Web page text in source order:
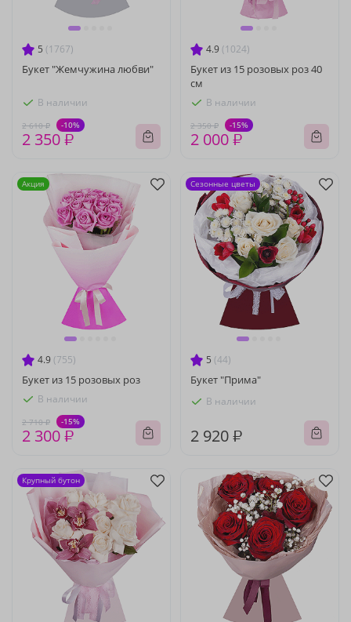
5 (1767)
Букет "Жемчужина любви"
В наличии
2 610 ₽ -10%
2 350 ₽
4.9 (1024)
Букет из 15 розовых роз 40
см
В наличии
2 350 ₽ -15%
2 000 ₽
4.9 (755)
Букет из 15 розовых роз
В наличии
2 710 ₽ -15%
2 300 ₽
Акция
5 (44)
Букет "Прима"
В наличии
2 920 ₽
Сезонные цветы
Крупный бутон